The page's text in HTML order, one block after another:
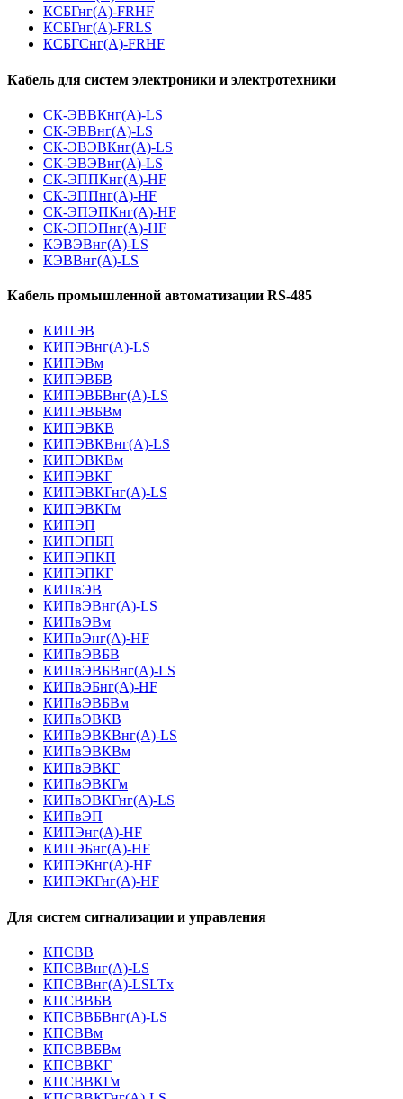
КСБГнг(А)-FRHF
КСБГнг(А)-FRLS
КСБГСнг(А)-FRHF
Кабель для систем электроники и электротехники
СК-ЭВВКнг(А)-LS
СК-ЭВВнг(А)-LS
СК-ЭВЭВКнг(А)-LS
СК-ЭВЭВнг(А)-LS
СК-ЭППКнг(А)-HF
СК-ЭППнг(А)-HF
СК-ЭПЭПКнг(А)-HF
СК-ЭПЭПнг(А)-HF
КЭВЭВнг(А)-LS
КЭВВнг(А)-LS
Кабель промышленной автоматизации RS-485
КИПЭВ
КИПЭВнг(А)-LS
КИПЭВм
КИПЭВБВ
КИПЭВБВнг(А)-LS
КИПЭВБВм
КИПЭВКВ
КИПЭВКВнг(А)-LS
КИПЭВКВм
КИПЭВКГ
КИПЭВКГнг(А)-LS
КИПЭВКГм
КИПЭП
КИПЭПБП
КИПЭПКП
КИПЭПКГ
КИПвЭВ
КИПвЭВнг(А)-LS
КИПвЭВм
КИПвЭнг(А)-HF
КИПвЭВБВ
КИПвЭВБВнг(А)-LS
КИПвЭБнг(А)-HF
КИПвЭВБВм
КИПвЭВКВ
КИПвЭВКВнг(А)-LS
КИПвЭВКВм
КИПвЭВКГ
КИПвЭВКГм
КИПвЭВКГнг(А)-LS
КИПвЭП
КИПЭнг(А)-HF
КИПЭБнг(А)-HF
КИПЭКнг(А)-HF
КИПЭКГнг(А)-HF
Для систем сигнализации и управления
КПСВВ
КПСВВнг(А)-LS
КПСВВнг(А)-LSLTx
КПСВВБВ
КПСВВБВнг(А)-LS
КПСВВм
КПСВВБВм
КПСВВКГ
КПСВВКГм